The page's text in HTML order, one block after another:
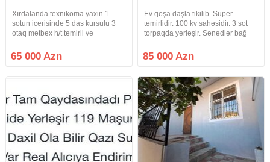
Xırdalanda texnikoma yaxin 1
sotun icerisinde 5 das kursulu 3
otaq mətbex h/t temirli ve
daimidir sənət bələdiye 15 kv
həyeti var qiymət 65000 azn reyal
65 000 Azn
Ev qoşa daşla tikilib. Super
təmirlidir. 100 kv sahəsidir. 3 sot
torpaqda yerləşir. Sənədlər bağ
komunalları var. 2017 ci ildən
tikilib. Evin patalokuna kimi taxta
85 000 Azn